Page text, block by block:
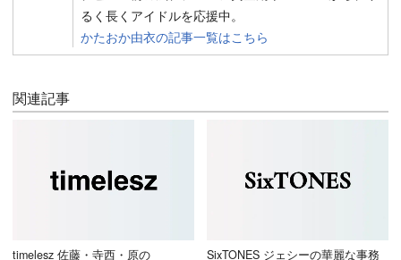
るく長くアイドルを応援中。
かたおか由衣の記事一覧はこちら
関連記事
timelesz 佐藤・寺西・原の
SixTONES ジェシーの華麗な事務